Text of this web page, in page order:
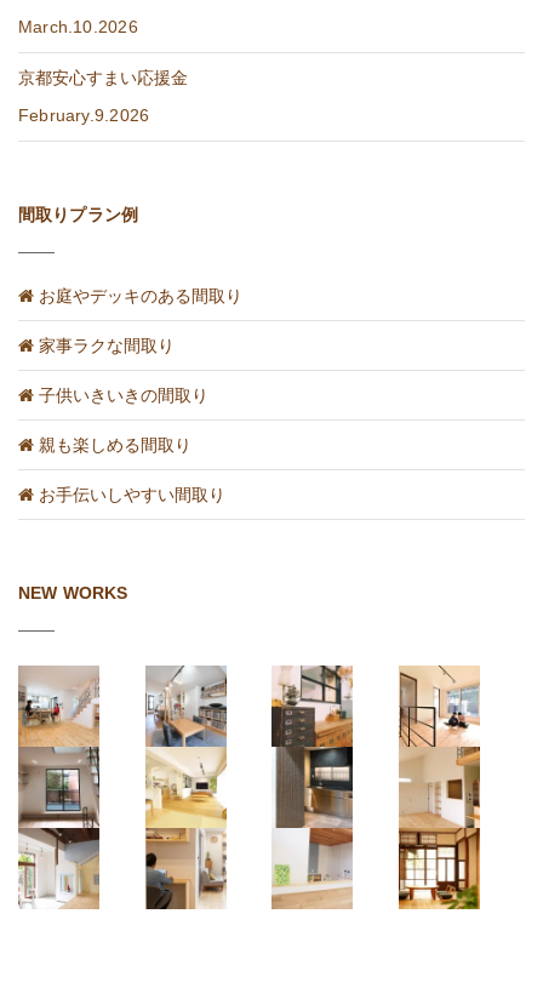
March.10.2026
京都安心すまい応援金
February.9.2026
間取りプラン例
お庭やデッキのある間取り
家事ラクな間取り
子供いきいきの間取り
親も楽しめる間取り
お手伝いしやすい間取り
NEW WORKS